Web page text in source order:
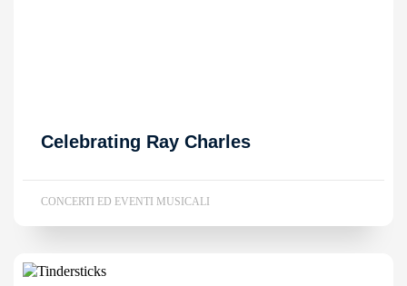
Celebrating Ray Charles
CONCERTI ED EVENTI MUSICALI